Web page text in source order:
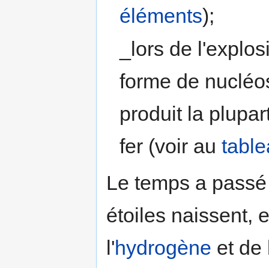
éléments);
_lors de
forme de
produit la
fer (voir au
Le temps a
étoiles naissent,
l'hydrogène et de